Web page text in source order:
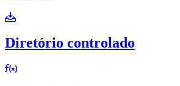
Diretório controlado